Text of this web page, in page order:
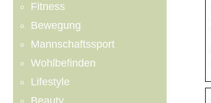
Fitness
Bewegung
Mannschaftssport
Wohlbefinden
Lifestyle
Beauty